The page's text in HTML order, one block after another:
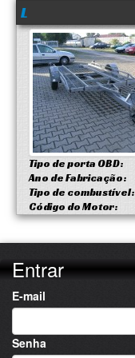
L
Tipo de porta OBD:
Ano de Fabricação:
Tipo de combustível:
Código do Motor:
Entrar
E-mail
Senha